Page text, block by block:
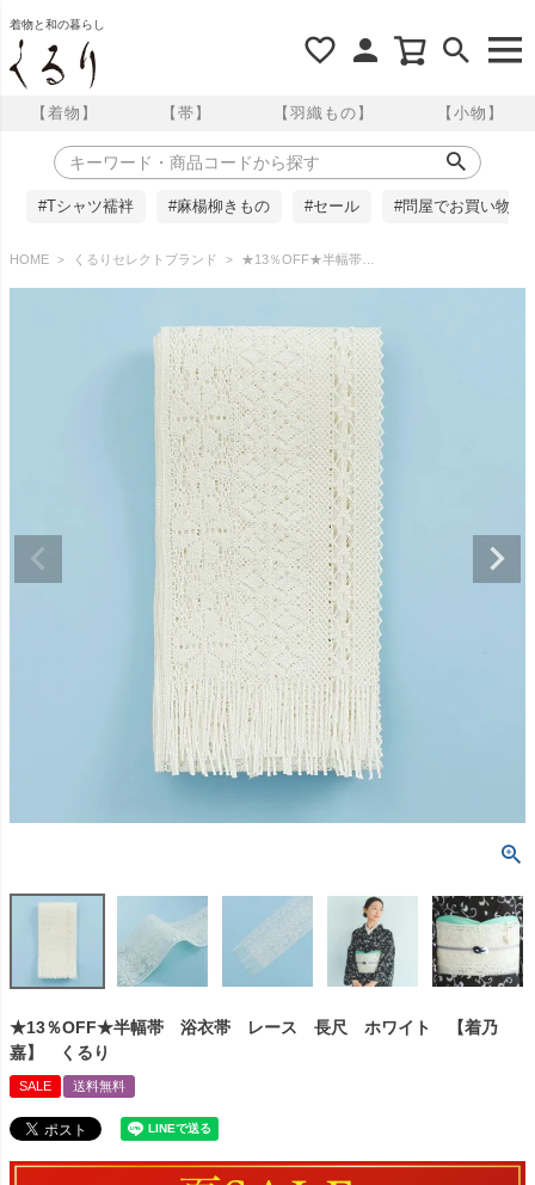
着物と和の暮らし
【着物】 【帯】 【羽織もの】 【小物】
#Tシャツ襦袢 #麻楊柳きもの #セール #問屋でお買い物
HOME くるりセレクトブランド ★13％OFF★半幅帯 浴衣帯 レース 長尺 ホワイト 【着乃嘉】 くるり
★13％OFF★半幅帯 浴衣帯 レース 長尺 ホワイト 【着乃
嘉】 くるり
SALE 送料無料